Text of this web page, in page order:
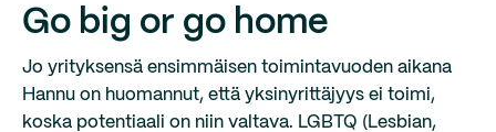
Go big or go home
Jo yrityksensä ensimmäisen toimintavuoden aikana
Hannu on huomannut, että yksinyrittäjyys ei toimi,
koska potentiaali on niin valtava. LGBTQ (Lesbian,